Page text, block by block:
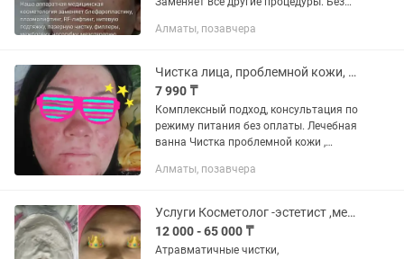
эффект Японские технологии 🔹
компоненты...
Алматы, позавчера
Чистка лица, проблемной кожи, пигментация , розацеа
7 990 ₸
Комплексный подход, консультация по
режиму питания без оплаты. Лечебная
ванна Чистка проблемной кожи ,
розацеа , купероз и прочее.
Алматы, позавчера
Услуги Косметолог -эстетист ,мед образование Записаться
12 000 - 65 000 ₸
Атравматичные чистки,